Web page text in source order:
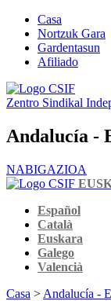
Casa
Nortzuk Gara
Gardentasun
Afiliado
Zentro Sindikal
Andalucía -
NABIGAZIOA
Español
Català
Euskara
Galego
Valencià
Casa > Andalucía -